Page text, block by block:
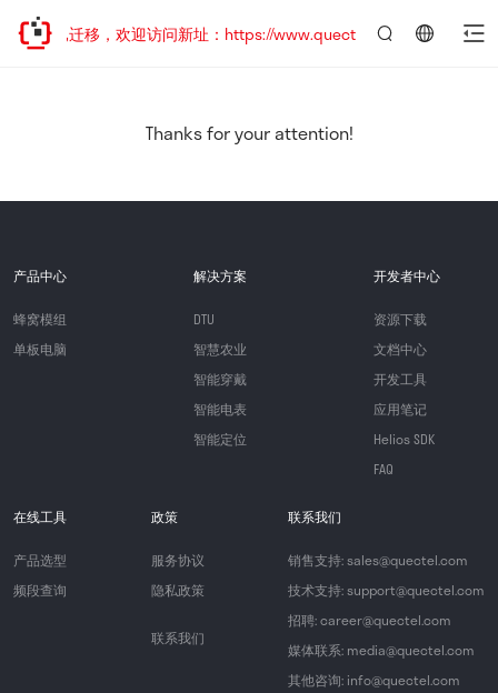
地址已迁移，欢迎访问新址：https://www.quectel.com.cn
Thanks for your attention!
产品中心
蜂窝模组
单板电脑
解决方案
DTU
智慧农业
智能穿戴
智能电表
智能定位
开发者中心
资源下载
文档中心
开发工具
应用笔记
Helios SDK
FAQ
在线工具
产品选型
频段查询
政策
服务协议
隐私政策
联系我们
联系我们
销售支持: sales@quectel.com
技术支持: support@quectel.com
招聘: career@quectel.com
媒体联系: media@quectel.com
其他咨询: info@quectel.com